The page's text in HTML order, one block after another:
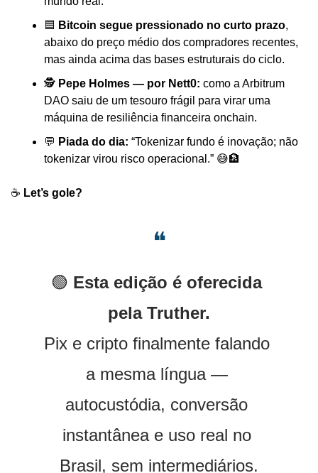
🟦 Bitcoin segue pressionado no curto prazo,
abaixo do preço médio dos compradores recentes,
mas ainda acima das bases estruturais do ciclo.
🕵️ Pepe Holmes — por Nett0: como a Arbitrum
DAO saiu de um tesouro frágil para virar uma
máquina de resiliência financeira onchain.
💬 Piada do dia: “Tokenizar fundo é inovação; não
tokenizar virou risco operacional.” 😅🏦
☕️ Let’s gole?
❝
🟢 Esta edição é oferecida
pela Truther.
Pix e cripto finalmente falando
a mesma língua —
autocustódia, conversão
instantânea e uso real no
Brasil, sem intermediários.